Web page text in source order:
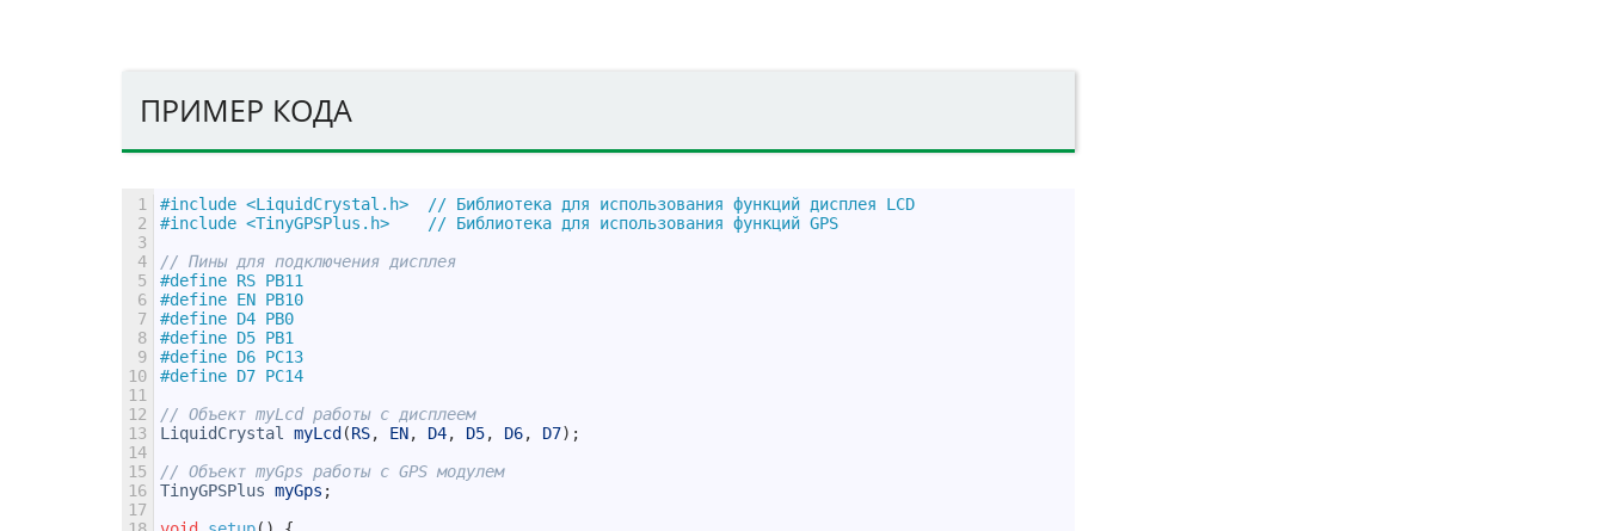
ПРИМЕР КОДА
1
2
3
4
5
6
7
8
9
10
11
12
13
14
15
16
17
#include <LiquidCrystal.h>  // Библиотека для использования функций дисплея LCD
#include <TinyGPSPlus.h>    // Библиотека для использования функций GPS
// Пины для подключения дисплея
#define RS PB11
#define EN PB10
#define D4 PB0
#define D5 PB1
#define D6 PC13
#define D7 PC14
// Объект myLcd работы с дисплеем
LiquidCrystal myLcd (RS, EN, D4, D5, D6, D7) ;
// Объект myGps работы с GPS модулем
TinyGPSPlus myGps ;